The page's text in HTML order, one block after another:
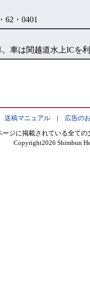
・0401
車は関越道水上ICを
送稿マニュアル| 広告の
ージに掲載されている全て
Copyright2026 Shimbun